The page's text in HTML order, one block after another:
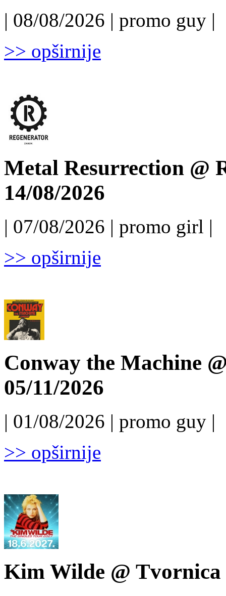
| 08/08/2026 | promo guy |
>> opširnije
Metal Resurrection @
14/08/2026
| 07/08/2026 | promo girl |
>> opširnije
Conway the Machine
05/11/2026
| 01/08/2026 | promo guy |
>> opširnije
Kim Wilde @ Tvornica